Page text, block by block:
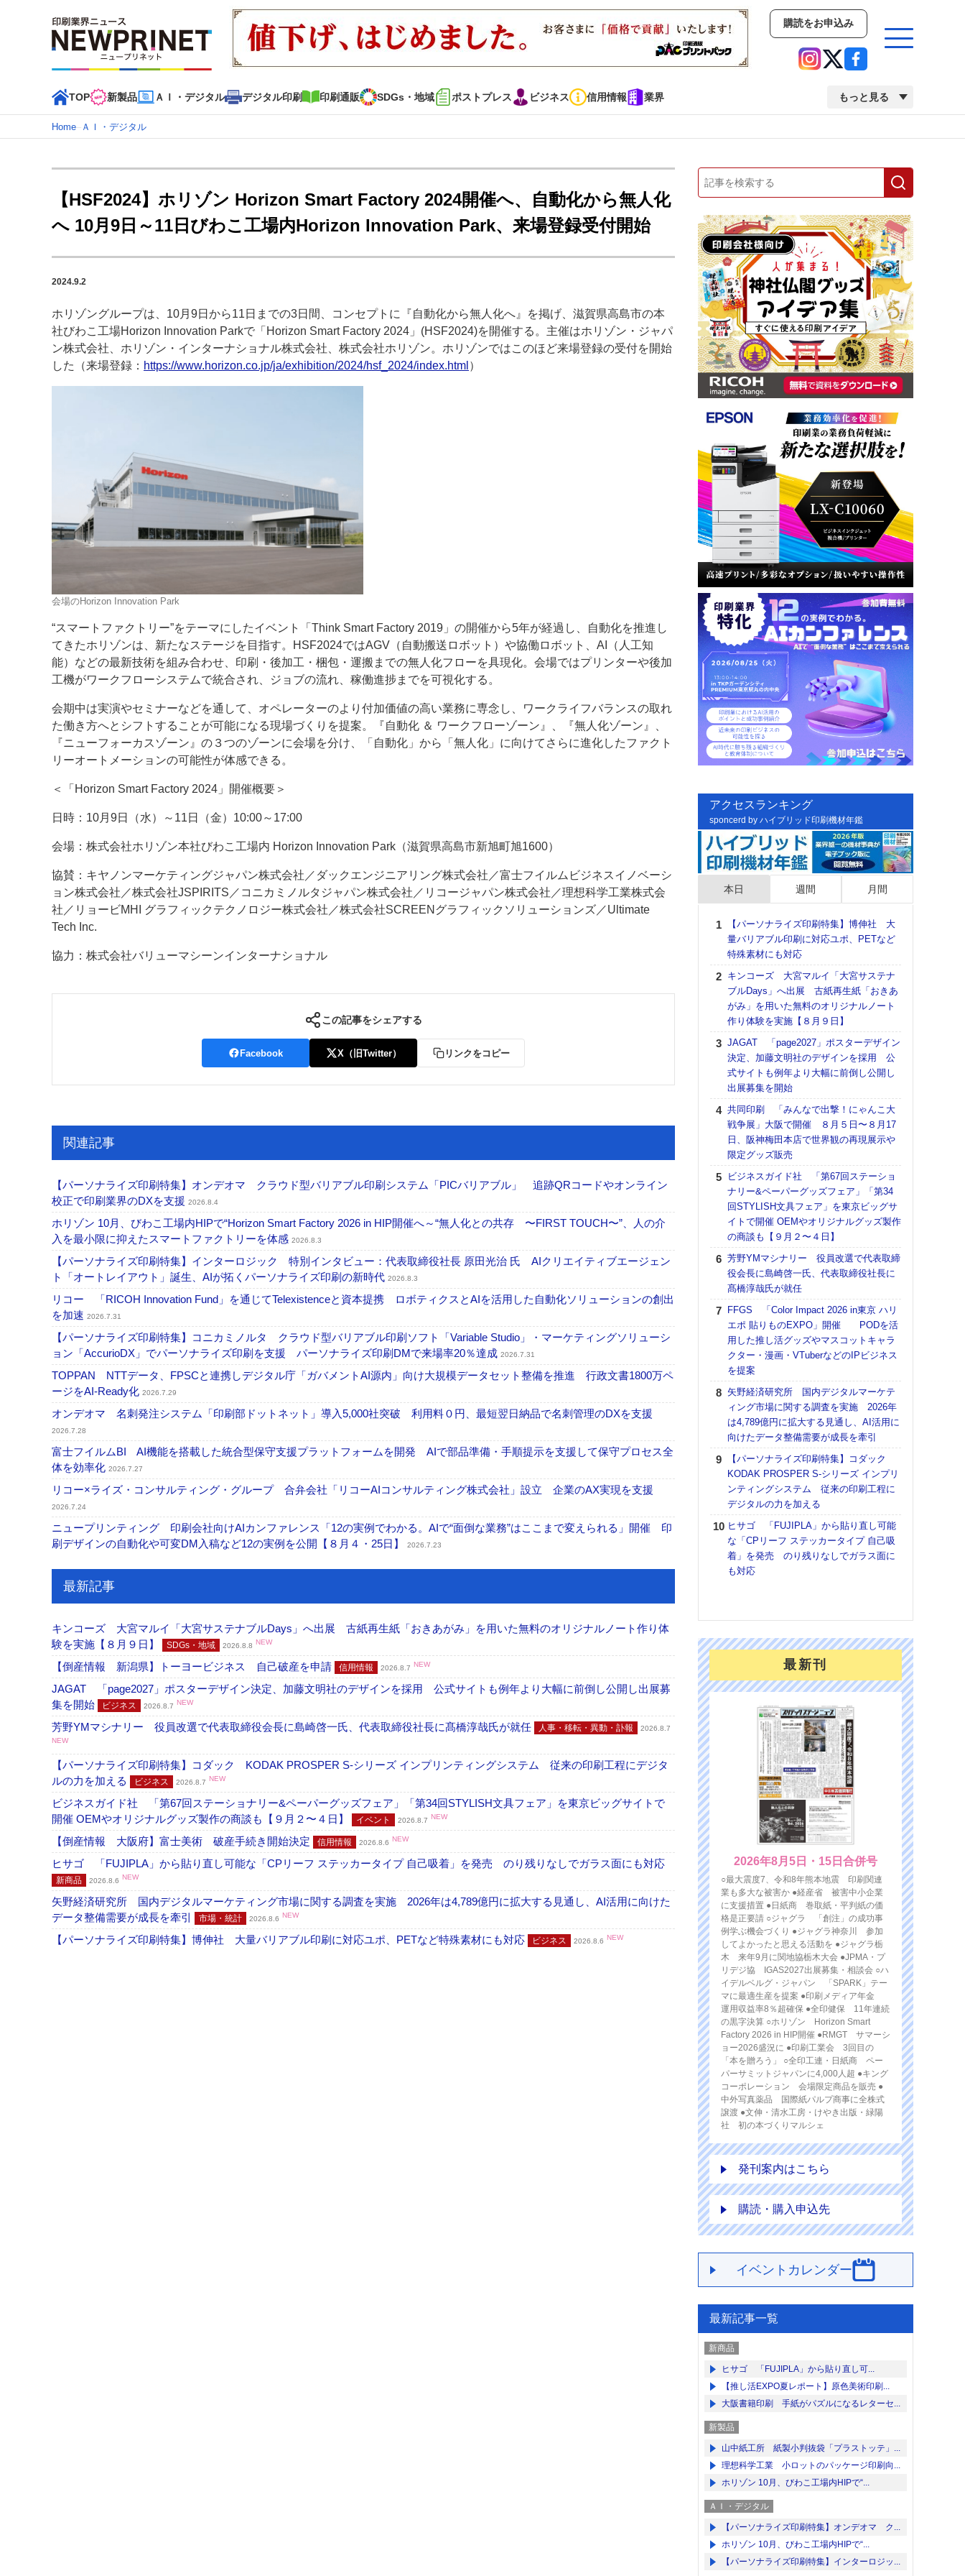
購読をお申込み
TOP 新製品 ＡＩ・デジタル デジタル印刷 印刷通販 SDGs・地域 ポストプレス ビジネス 信用情報 業界 もっと見る
イベント
インデックス
TOP 新着記事 特集記事 動画コンテンツ インタビュー コレクション
カテゴリー一覧
新商品 新製品 ＡＩ・デジタル デジタル印刷 印刷通販 SDGs・地域 ポストプレス ビジネス イベント 信用情報 市場・統計 人事・移転・異動・訃報
特集記事カテゴリー一覧
中古印刷機・製本機特集
2022 検査・校正特集
特集・デジタル印刷 ～ 新成長軌道を描く
案内
Home– ＡＩ・デジタル
【HSF2024】ホリゾン Horizon Smart Factory 2024開催へ、自動化から無人化
へ 10月9日～11日びわこ工場内Horizon Innovation Park、来場登録受付開始
2024.9.2
ホリゾングループは、10月9日から11日までの3日間、コンセプトに『自動化から無人化へ』を掲げ、滋賀県高島市の本
社びわこ工場Horizon Innovation Parkで「Horizon Smart Factory 2024」(HSF2024)を開催する。主催はホリゾン・ジャパ
ン株式会社、ホリゾン・インターナショナル株式会社、株式会社ホリゾン。ホリゾンではこのほど来場登録の受付を開始
した（来場登録： https://www.horizon.co.jp/ja/exhibition/2024/hsf_2024/index.html ）
会場のHorizon Innovation Park
“スマートファクトリー”をテーマにしたイベント「Think Smart Factory 2019」の開催から5年が経過し、自動化を推進し
てきたホリゾンは、新たなステージを目指す。HSF2024ではAGV（自動搬送ロボット）や協働ロボット、AI（人工知
能）などの最新技術を組み合わせ、印刷・後加工・梱包・運搬までの無人化フローを具現化。会場ではプリンターや後加
工機がワークフローシステムで統合され、ジョブの流れ、稼働進捗までを可視化する。
会期中は実演やセミナーなどを通して、オペレーターのより付加価値の高い業務に専念し、ワークライフバランスの取れ
た働き方へとシフトすることが可能になる現場づくりを提案。『自動化 ＆ ワークフローゾーン』、『無人化ゾーン』、
『ニューフォーカスゾーン』の３つのゾーンに会場を分け、「自動化」から「無人化」に向けてさらに進化したファクト
リーオートメーションの可能性が体感できる。
＜「Horizon Smart Factory 2024」開催概要＞
日時：10月9日（水）～11日（金）10:00～17:00
会場：株式会社ホリゾン本社びわこ工場内 Horizon Innovation Park（滋賀県高島市新旭町旭1600）
協賛：キヤノンマーケティングジャパン株式会社／ダックエンジニアリング株式会社／富士フイルムビジネスイノベーシ
ョン株式会社／株式会社JSPIRITS／コニカミノルタジャパン株式会社／リコージャパン株式会社／理想科学工業株式会
社／リョービMHI グラフィックテクノロジー株式会社／株式会社SCREENグラフィックソリューションズ／Ultimate
Tech Inc.
協力：株式会社バリューマシーンインターナショナル
この記事をシェアする
Facebook X（旧Twitter） リンクをコピー
関連記事
【パーソナライズ印刷特集】オンデオマ クラウド型バリアブル印刷システム「PICバリアブル」 追跡QRコードやオンライン
校正で印刷業界のDXを支援 2026.8.4
ホリゾン 10月、びわこ工場内HIPで“Horizon Smart Factory 2026 in HIP開催へ～“無人化との共存 〜FIRST TOUCH〜”、人の介
入を最小限に抑えたスマートファクトリーを体感 2026.8.3
【パーソナライズ印刷特集】インターロジック 特別インタビュー：代表取締役社長 原田光治 氏 AIクリエイティブエージェン
ト「オートレイアウト」誕生、AIが拓くパーソナライズ印刷の新時代 2026.8.3
リコー 「RICOH Innovation Fund」を通じてTelexistenceと資本提携 ロボティクスとAIを活用した自動化ソリューションの創出
を加速 2026.7.31
【パーソナライズ印刷特集】コニカミノルタ クラウド型バリアブル印刷ソフト「Variable Studio」・マーケティングソリューシ
ョン「AccurioDX」でパーソナライズ印刷を支援 パーソナライズ印刷DMで来場率20％達成 2026.7.31
TOPPAN NTTデータ、FPSCと連携しデジタル庁「ガバメントAI源内」向け大規模データセット整備を推進 行政文書1800万ペ
ージをAI-Ready化 2026.7.29
オンデオマ 名刺発注システム「印刷部ドットネット」導入5,000社突破 利用料０円、最短翌日納品で名刺管理のDXを支援
2026.7.28
富士フイルムBI AI機能を搭載した統合型保守支援プラットフォームを開発 AIで部品準備・手順提示を支援して保守プロセス全
体を効率化 2026.7.27
リコー×ライズ・コンサルティング・グループ 合弁会社「リコーAIコンサルティング株式会社」設立 企業のAX実現を支援
2026.7.24
ニュープリンティング 印刷会社向けAIカンファレンス「12の実例でわかる。AIで“面倒な業務”はここまで変えられる」開催 印
刷デザインの自動化や可変DM入稿など12の実例を公開【８月４・25日】
2026.7.23
最新記事
キンコーズ 大宮マルイ「大宮サステナブルDays」へ出展 古紙再生紙「おきあがみ」を用いた無料のオリジナルノート作り体
験を実施【８月９日】
SDGs・地域 2026.8.8 NEW
【倒産情報 新潟県】トーヨービジネス 自己破産を申請 信用情報 2026.8.7 NEW
JAGAT 「page2027」ポスターデザイン決定、加藤文明社のデザインを採用 公式サイトも例年より大幅に前倒し公開し出展募
集を開始
ビジネス 2026.8.7 NEW
芳野YMマシナリー 役員改選で代表取締役会長に島崎啓一氏、代表取締役社長に髙橋淳哉氏が就任 人事・移転・異動・訃報
2026.8.7
NEW
【パーソナライズ印刷特集】コダック KODAK PROSPER S-シリーズ インプリンティングシステム 従来の印刷工程にデジタ
ルの力を加える
ビジネス 2026.8.7 NEW
ビジネスガイド社 「第67回ステーショナリー&ペーパーグッズフェア」「第34回STYLISH文具フェア」を東京ビッグサイトで
開催 OEMやオリジナルグッズ製作の商談も【９月２〜４日】
イベント 2026.8.7 NEW
【倒産情報 大阪府】富士美術 破産手続き開始決定 信用情報 2026.8.6 NEW
ヒサゴ 「FUJIPLA」から貼り直し可能な「CPリーフ ステッカータイプ 自己吸着」を発売 のり残りなしでガラス面にも対応
新商品 2026.8.6 NEW
矢野経済研究所 国内デジタルマーケティング市場に関する調査を実施 2026年は4,789億円に拡大する見通し、AI活用に向けた
データ整備需要が成長を牽引
市場・統計 2026.8.6 NEW
【パーソナライズ印刷特集】博伸社 大量バリアブル印刷に対応ユポ、PETなど特殊素材にも対応 ビジネス 2026.8.6 NEW
アクセスランキング
sponcerd by ハイブリッド印刷機材年鑑
本日 週間 月間
【パーソナライズ印刷特集】博伸社 大
量バリアブル印刷に対応ユポ、PETなど
特殊素材にも対応
キンコーズ 大宮マルイ「大宮サステナ
ブルDays」へ出展 古紙再生紙「おきあ
がみ」を用いた無料のオリジナルノート
作り体験を実施【８月９日】
JAGAT 「page2027」ポスターデザイン
決定、加藤文明社のデザインを採用 公
式サイトも例年より大幅に前倒し公開し
出展募集を開始
共同印刷 「みんなで出撃！にゃんこ大
戦争展」大阪で開催 ８月５日〜８月17
日、阪神梅田本店で世界観の再現展示や
限定グッズ販売
ビジネスガイド社 「第67回ステーショ
ナリー&ペーパーグッズフェア」「第34
回STYLISH文具フェア」を東京ビッグサ
イトで開催 OEMやオリジナルグッズ製作
の商談も【９月２〜４日】
芳野YMマシナリー 役員改選で代表取締
役会長に島崎啓一氏、代表取締役社長に
髙橋淳哉氏が就任
FFGS 「Color Impact 2026 in東京 ハリ
エポ 貼りものEXPO」開催 PODを活
用した推し活グッズやマスコットキャラ
クター・漫画・VTuberなどのIPビジネス
を提案
矢野経済研究所 国内デジタルマーケテ
ィング市場に関する調査を実施 2026年
は4,789億円に拡大する見通し、AI活用に
向けたデータ整備需要が成長を牽引
【パーソナライズ印刷特集】コダック
KODAK PROSPER S-シリーズ インプリ
ンティングシステム 従来の印刷工程に
デジタルの力を加える
ヒサゴ 「FUJIPLA」から貼り直し可能
な「CPリーフ ステッカータイプ 自己吸
着」を発売 のり残りなしでガラス面に
も対応
最新刊
2026年8月5日・15日合併号
○最大震度7、令和8年熊本地震 印刷関連
業も多大な被害か ●経産省 被害中小企業
に支援措置 ●日紙商 巻取紙・平判紙の価
格是正要請 ○ジャグラ 「創注」の成功事
例学ぶ機会づくり ●ジャグラ神奈川 参加
してよかったと思える活動を ●ジャグラ栃
木 来年9月に関地協栃木大会 ●JPMA・プ
リデジ協 IGAS2027出展募集・相談会 ○ハ
イデルベルグ・ジャパン 「SPARK」テー
マに最適生産を提案 ●印刷メディア年金
運用収益率8％超確保 ●全印健保 11年連続
の黒字決算 ○ホリゾン Horizon Smart
Factory 2026 in HIP開催 ●RMGT サマーシ
ョー2026盛況に ●印刷工業会 3回目の
「本を贈ろう」 ○全印工連・日紙商 ペー
パーサミットジャパンに4,000人超 ●キング
コーポレーション 会場限定商品を販売 ●
中外写真薬品 国際紙パルプ商事に全株式
譲渡 ●文伸・清水工房・けやき出版・緑陽
社 初の本づくりマルシェ
発刊案内はこちら
購読・購入申込先
イベントカレンダー
最新記事一覧
新商品
ヒサゴ 「FUJIPLA」から貼り直し可...
【推し活EXPO夏レポート】原色美術印刷...
大阪書籍印刷 手紙がパズルになるレターセ...
新製品
山中紙工所 紙製小判抜袋「プラストッテ」...
理想科学工業 小ロットのパッケージ印刷向...
ホリゾン 10月、びわこ工場内HIPで“...
ＡＩ・デジタル
【パーソナライズ印刷特集】オンデオマ ク...
ホリゾン 10月、びわこ工場内HIPで“...
【パーソナライズ印刷特集】インターロジッ...